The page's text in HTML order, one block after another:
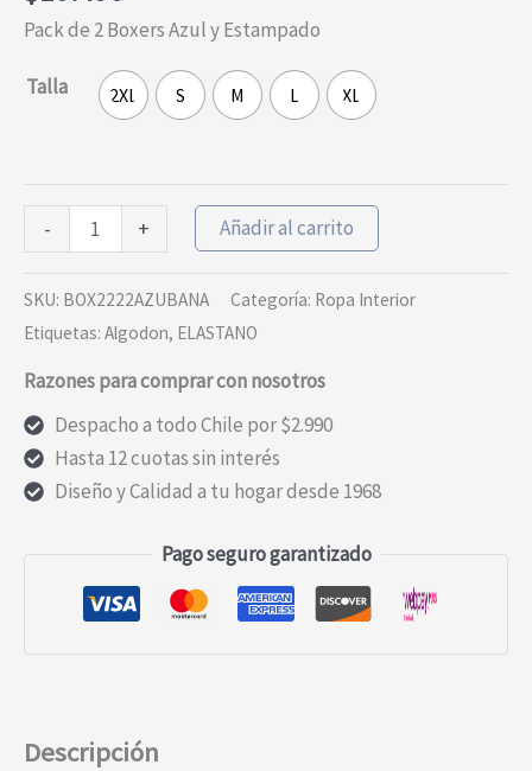
Pack de 2 Boxers Azul y Estampado
Talla 2XL S M L XL
-
de
2
Boxers
y
Estampados
cantidad
+ Añadir al carrito
SKU: BOX2222AZUBANA Categoría: Ropa Interior
Etiquetas: Algodon, ELASTANO
Razones para comprar con nosotros
Despacho a todo Chile por $2.990
Hasta 12 cuotas sin interés
Diseño y Calidad a tu hogar desde 1968
Pago seguro garantizado
Descripción